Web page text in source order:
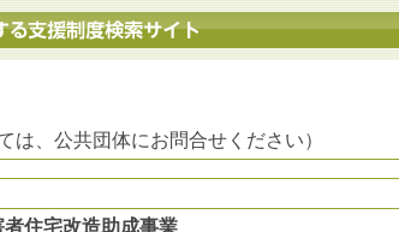
、公共団体にお問合せください）
住宅改造助成事業